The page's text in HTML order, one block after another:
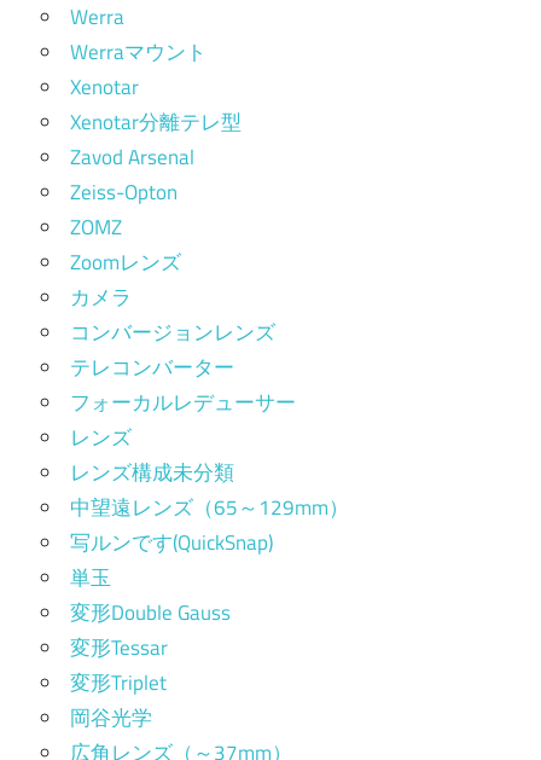
Werra
Werraマウント
Xenotar
Xenotar分離テレ型
Zavod Arsenal
Zeiss-Opton
ZOMZ
Zoomレンズ
カメラ
コンバージョンレンズ
テレコンバーター
フォーカルレデューサー
レンズ
レンズ構成未分類
中望遠レンズ（65～129mm）
写ルンです(QuickSnap)
単玉
変形Double Gauss
変形Tessar
変形Triplet
岡谷光学
広角レンズ（～37mm）